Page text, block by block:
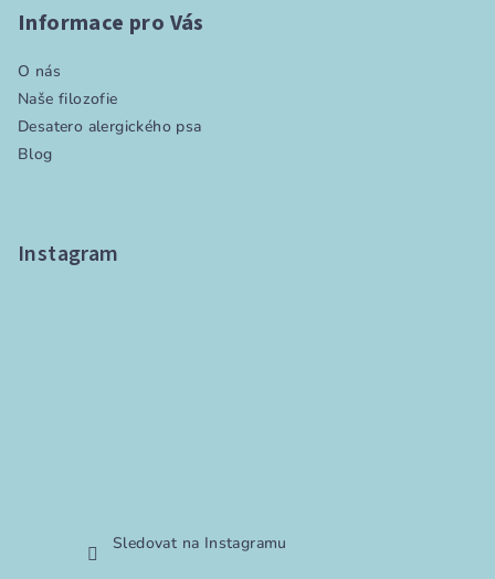
Informace pro Vás
O nás
Naše filozofie
Desatero alergického psa
Blog
Instagram
Sledovat na Instagramu